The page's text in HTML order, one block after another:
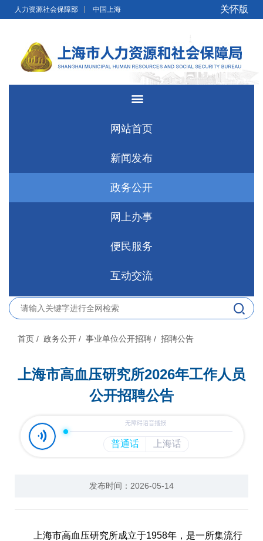
无障碍操作说明 跳转到网站导航区
人力资源社会保障部 中国上海 关怀版
网站首页
新闻发布
政务公开
网上办事
便民服务
互动交流
首页 / 政务公开 / 事业单位公开招聘 / 招聘公告
上海市高血压研究所2026年工作人员
公开招聘公告
发布时间：2026-05-14
上海市高血压研究所成立于1958年，是一所集流行